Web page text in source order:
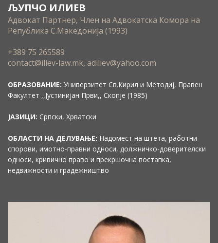
ЉУПЧО ИЛИЕВ
Адвокат Партнер, Член на Адвокатска Комора на
Република С.Македонија (1993)
+389 75 265589
contact@iliev-law.mk, adiliev@yahoo.com
ОБРАЗОВАНИЕ: Универзитет Св.Кирил и Методиј, Правен
Факултет ,,Јустинијан Први,, Скопје (1985)
ЈАЗИЦИ: Српски, Хрватски
ОБЛАСТИ НА ДЕЛУВАЊЕ: Надомест на штета, работни
спорови, имотно-правни односи, должничко-доверителски
односи, кривично право и прекршочна постапка,
недвижности и градежништво